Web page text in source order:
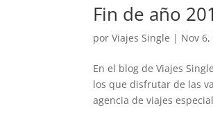
Fin de año
porViajes Single | Nov 6,
En el blog de Viajes
los que disfrutar de las
agencia de viajes